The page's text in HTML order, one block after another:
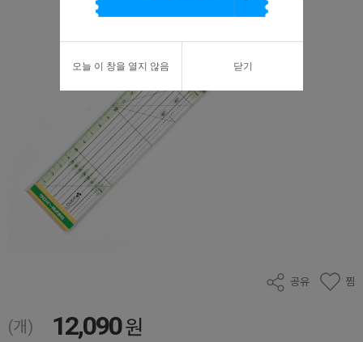
공유 찜
(개) 12,090원
오늘 이 창을 열지 않음 닫기